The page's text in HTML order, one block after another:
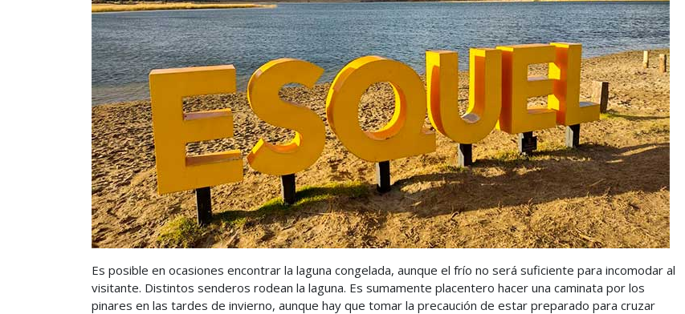
Es posible en ocasiones encontrar la laguna congelada, aunque el frío no será suficiente para incomodar al
visitante. Distintos senderos rodean la laguna. Es sumamente placentero hacer una caminata por los
pinares en las tardes de invierno, aunque hay que tomar la precaución de estar preparado para cruzar